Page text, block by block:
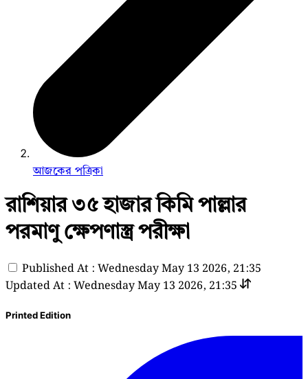
আজকের পত্রিকা
রাশিয়ার ৩৫ হাজার কিমি পাল্লার
পরমাণু ক্ষেপণাস্ত্র পরীক্ষা
Published At : Wednesday May 13 2026, 21:35
Updated At : Wednesday May 13 2026, 21:35
Printed Edition